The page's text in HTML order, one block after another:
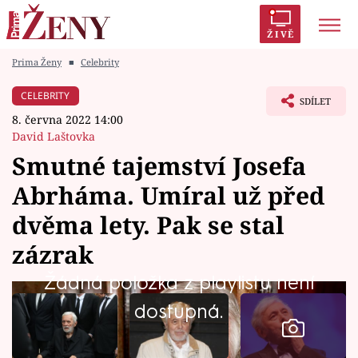
ŽIVĚ
Módní alarm
Témata
Celebrity
Vztahy
Seriály
Prima Ženy ■ Celebrity
CELEBRITY
8. června 2022 14:00
David Laštovka
SDÍLET
Smutné tajemství Josefa
Abrháma. Umíral už před
dvěma lety. Pak se stal
zázrak
Žádná položka z playlistu není
dostupná.